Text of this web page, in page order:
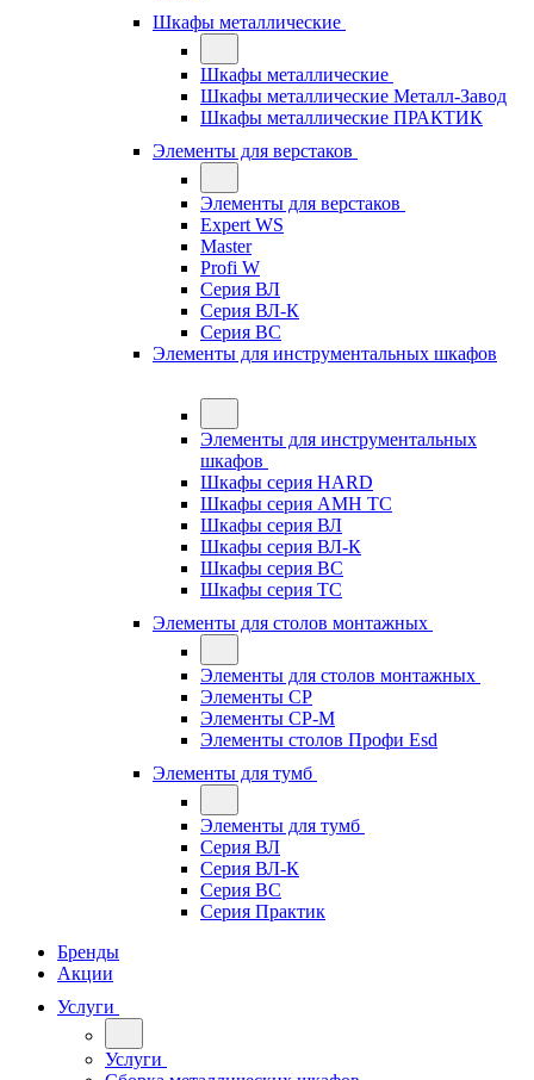
Шкафы металлические
Шкафы металлические
Шкафы металлические Металл-Завод
Шкафы металлические ПРАКТИК
Элементы для верстаков
Элементы для верстаков
Expert WS
Master
Profi W
Серия ВЛ
Серия ВЛ-К
Серия ВС
Элементы для инструментальных шкафов
Элементы для инструментальных
шкафов
Шкафы серия HARD
Шкафы серия АМН ТС
Шкафы серия ВЛ
Шкафы серия ВЛ-К
Шкафы серия ВС
Шкафы серия ТС
Элементы для столов монтажных
Элементы для столов монтажных
Элементы СР
Элементы СР-М
Элементы столов Профи Esd
Элементы для тумб
Элементы для тумб
Серия ВЛ
Серия ВЛ-К
Серия ВС
Серия Практик
Бренды
Акции
Услуги
Услуги